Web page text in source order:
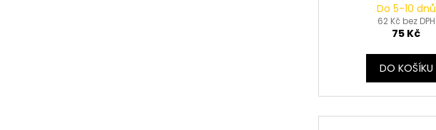
Do 5-10 dnů
62 Kč bez DPH
75 Kč
DO KOŠÍKU